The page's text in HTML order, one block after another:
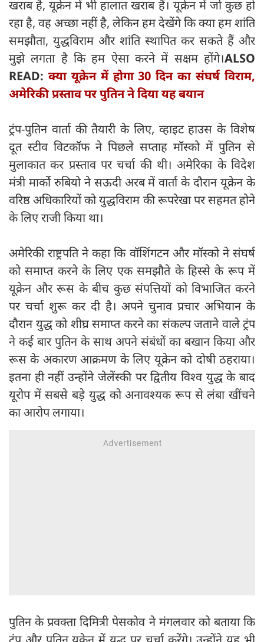
खराब है, यूक्रेन में भी हालात खराब हैं। यूक्रेन में जो कुछ हो
रहा है, वह अच्छा नहीं है, लेकिन हम देखेंगे कि क्या हम शांति
समझौता, युद्धविराम और शांति स्थापित कर सकते हैं और
मुझे लगता है कि हम ऐसा करने में सक्षम होंगे।ALSO
READ: क्‍या यूक्रेन में होगा 30 दिन का संघर्ष विराम,
अमेरिकी प्रस्ताव पर पुतिन ने दिया यह बयान
ट्रंप-पुतिन वार्ता की तैयारी के लिए, व्हाइट हाउस के विशेष
दूत स्टीव विटकॉफ ने पिछले सप्ताह मॉस्को में पुतिन से
मुलाकात कर प्रस्ताव पर चर्चा की थी। अमेरिका के विदेश
मंत्री मार्को रुबियो ने सऊदी अरब में वार्ता के दौरान यूक्रेन के
वरिष्ठ अधिकारियों को युद्धविराम की रूपरेखा पर सहमत होने
के लिए राजी किया था।
अमेरिकी राष्ट्रपति ने कहा कि वॉशिंगटन और मॉस्को ने संघर्ष
को समाप्त करने के लिए एक समझौते के हिस्से के रूप में
यूक्रेन और रूस के बीच कुछ संपत्तियों को विभाजित करने
पर चर्चा शुरू कर दी है। अपने चुनाव प्रचार अभियान के
दौरान युद्ध को शीघ्र समाप्त करने का संकल्प जताने वाले ट्रंप
ने कई बार पुतिन के साथ अपने संबंधों का बखान किया और
रूस के अकारण आक्रमण के लिए यूक्रेन को दोषी ठहराया।
इतना ही नहीं उन्होंने जेलेंस्की पर द्वितीय विश्व युद्ध के बाद
यूरोप में सबसे बड़े युद्ध को अनावश्यक रूप से लंबा खींचने
का आरोप लगाया।
पुतिन के प्रवक्ता दिमित्री पेसकोव ने मंगलवार को बताया कि